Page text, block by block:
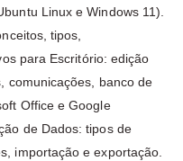
Linux e Windows 11).
tipos,
para Escritório: edição
comunicações, banco de
Office e Google
de Dados: tipos de
importação e exportação.